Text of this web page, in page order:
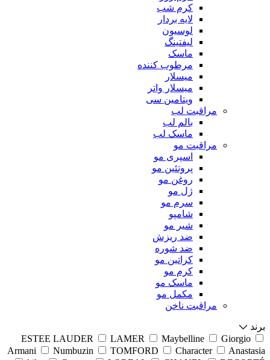
کرم شب
لایه بردار
لوسیون
لیفتینگ
ماسک
مرطوب کننده
میسلار
میسلار واتر
ویتامین سی
مراقبت لب
بالم لب
ماسک لب
مراقبت مو
اسپری مو
پروتئین مو
روغن مو
ژل مو
سرم مو
شامپو
شیر مو
ضد ریزش
ضد شوره
کراتین مو
کرم مو
ماسک مو
مکمل مو
مراقبت ناخن
برند
ESTEE LAUDER
LAMER Maybelline
Giorgio
Armani
Numbuzin TOMFORD Character
Anastasia